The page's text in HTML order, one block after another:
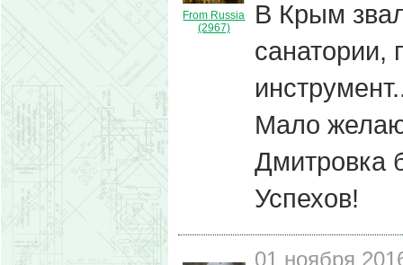
From Russia
(2967)
В Крым
санатории,
Мало
Дмитровка
Успехов!
01 ноября